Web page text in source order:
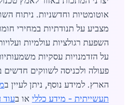
מצביע על תנודתיות במחירי
השפעת רגולציות עולמיות
על הזדמנויות עסקיות
פעולה ולכניסה לשווקים חדשים
הארץ. למידע נוסף, ניתן לעיין ב
תעשייתית - מידע כללי או ב